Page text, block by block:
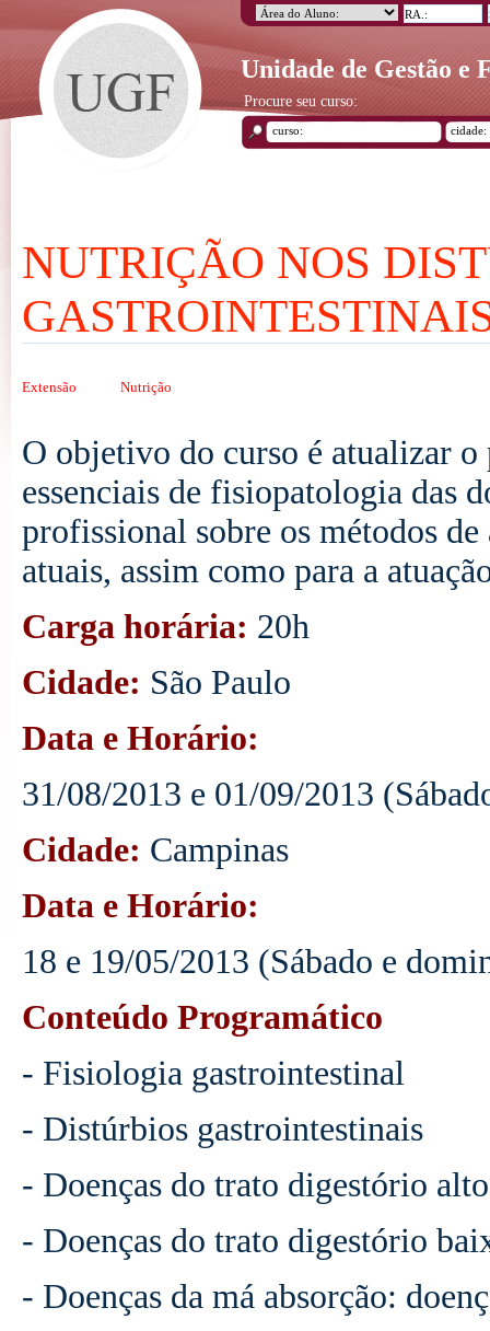
Unidade de Gestão e
Procure seu curso:
NUTRIÇÃO NOS
Extensão Nutrição
O objetivo do curso é atualizar o
essenciais de fisiopatologia das
profissional sobre os métodos
atuais, assim como para a
Carga horária: 20h
Cidade: São Paulo
Data e Horário:
31/08/2013 e 01/09/2013
Cidade: Campinas
Data e Horário:
18 e 19/05/2013 (Sábado e
Conteúdo Programático
- Fisiologia gastrointestinal
- Distúrbios gastrointestinais
- Doenças do trato digestório alto
- Doenças do trato digestório
- Doenças da má absorção: